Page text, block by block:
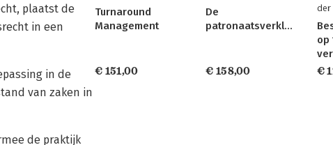
plaatst de
in een
in de
van zaken in
de praktijk
Turnaround
Management
€ 151,00
De
patronaatsverklaring
€ 158,00
der
op
€